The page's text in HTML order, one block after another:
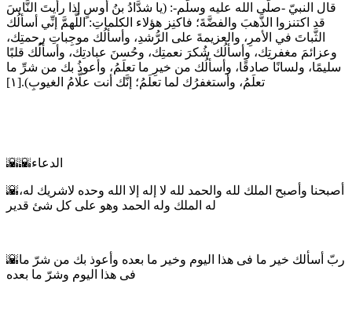
قال النبيّ -صلّى الله عليه وسلّم-: (يا شدَّادُ بنُ أوسٍ إذا رأيتَ النَّاسَ
قد اكتنزوا الذَّهبَ والفضَّةَ؛ فاكنِز هؤلاء الكلماتِ: اللَّهمَّ إنِّي أسألُك
الثَّباتَ في الأمرِ، والعزيمةَ على الرُّشدِ، وأسألُك موجِباتِ رحمتِك،
وعزائمَ مغفرتِك، وأسألُك شُكرَ نعمتِك، وحُسنَ عبادتِك، وأسألُك قلبًا
سليمًا، ولسانًا صادقًا، وأسألُك من خيرِ ما تعلَمُ، وأعوذُ بك من شرِّ ما
تعلَمُ، وأستغفرُك لما تعلَمُ؛ إنَّك أنت علَّامُ الغيوبِ).[١]
🌇🌇الدعاء
🌇أصبحنا وأصبح الملك لله والحمد لله لا إله إلا الله وحده لاشريك له،
له الملك وله الحمد وهو على كل شئ قدير
🌇ربّ أسألك خير ما فى هذا اليوم وخير ما بعده وأعوذ بك من شرّ ما
فى هذا اليوم وشرّ ما بعده